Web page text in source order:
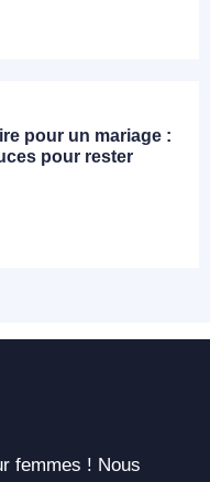
pour un mariage :
pour rester
femmes ! Nous